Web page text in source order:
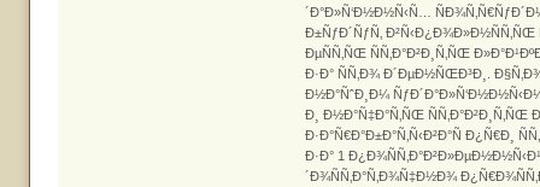
´Ð°Ð»Ñ‘Ð½Ð½Ñ‹Ñ…
Ð±ÑƒÐ´ÑƒÑ‚
ÐµÑÑ‚ÑŒ ÑÑ‚Ð°Ð²Ð¸Ñ‚ÑŒ
Ð·Ð° ÑÑ‚Ð¾ Ð´ÐµÐ½ÑŒÐ³Ð¸.
Ð½Ð°ÑˆÐ¸Ð¼
Ð¸ Ð½Ð°Ñ‡Ð°Ñ‚ÑŒ ÑÑ‚Ð°Ð²Ð¸Ñ‚ÑŒ
Ð·Ð°Ñ€Ð°Ð±Ð°Ñ‚Ñ‹Ð²Ð°Ñ Ð¿Ñ€Ð¸
Ð·Ð° 1
´Ð¾ÑÑ‚Ð°Ñ‚Ð¾Ñ‡Ð½Ð¾